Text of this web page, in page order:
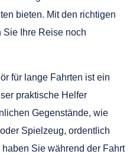
bieten. Mit den richtigen
Sie Ihre Reise noch
für lange Fahrten ist ein
praktische Helfer
Gegenstände, wie
Spielzeug, ordentlich
Sie während der Fahrt